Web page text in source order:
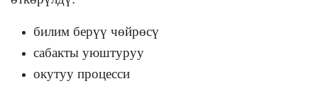
билим берүү чөйрөсү
сабакты уюштуруу
окутуу процесси